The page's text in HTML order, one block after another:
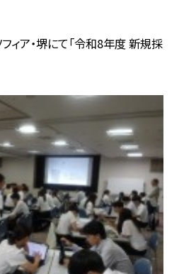
ィア・堺にて「令和8年度 新規採